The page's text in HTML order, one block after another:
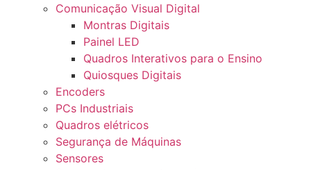
Comunicação Visual Digital
Montras Digitais
Painel LED
Quadros Interativos para o Ensino
Quiosques Digitais
Encoders
PCs Industriais
Quadros elétricos
Segurança de Máquinas
Sensores